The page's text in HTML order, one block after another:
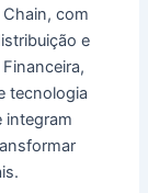
com
e
tecnologia
integram